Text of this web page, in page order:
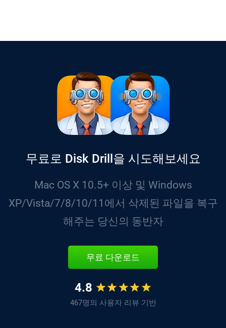
무료로 Disk Drill을 시도해보세요
Mac OS X 10.5+ 이상 및 Windows
XP/Vista/7/8/10/11에서 삭제된 파일을 복구
해주는 당신의 동반자
무료 다운로드
4.8
467명의 사용자 리뷰 기반